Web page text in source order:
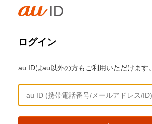
ログイン
au IDはau以外の方もご利用いただけます。